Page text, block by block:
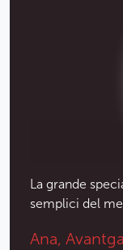
La grande
semplici del
Ana,